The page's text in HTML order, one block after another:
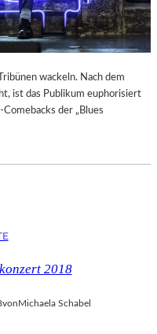
wackeln. Nach dem
ist das Publikum euphorisiert
der „Blues
2018
vonMichaela Schabel